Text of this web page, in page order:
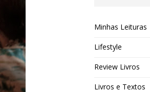
Minhas Leituras
Lifestyle
Review Livros
Livros e Textos